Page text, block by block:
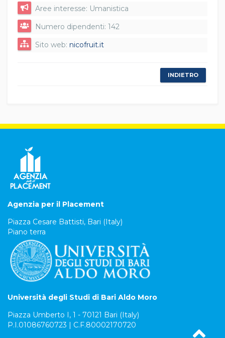
Aree interesse: Umanistica
Numero dipendenti: 142
Sito web: nicofruit.it
INDIETRO
Agenzia per il Placement
Piazza Cesare Battisti, Bari (Italy)
Piano terra
Università degli Studi di Bari Aldo Moro
Piazza Umberto I, 1 - 70121 Bari (Italy)
P.I.01086760723 | C.F.80002170720